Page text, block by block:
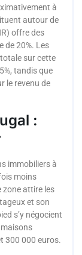
à
autour de
offre des
de 20%. Les
sur cette
tandis que
le revenu de
:
immobiliers à
moins
zone attire les
et son
s’y négocient
300 000 euros.